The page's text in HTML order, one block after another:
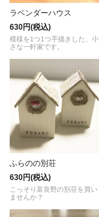
ラベンダーハウス
630円(税込)
模様を1つ1つ手描きした、小
さな一軒家です。
ふらのの別荘
630円(税込)
こっそり富良野の別荘を買い
ませんか？